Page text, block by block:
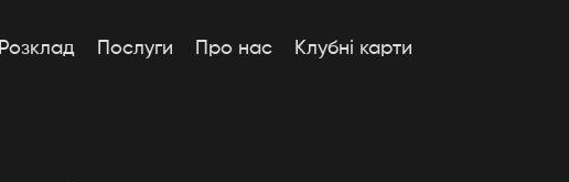
Розклад Послуги Про нас Клубні карти